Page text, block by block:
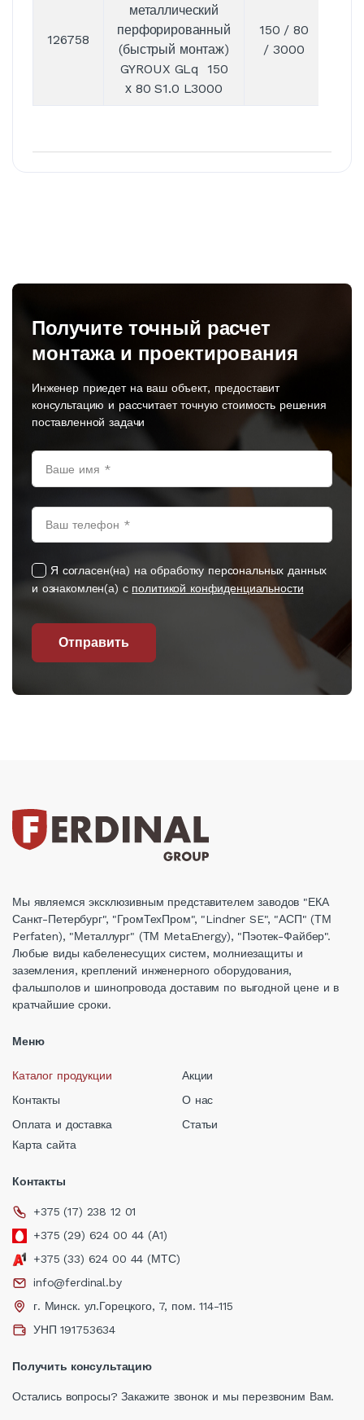
126758
металлический
перфорированный
(быстрый монтаж)
GYROUX GLq 150
х 80 S1.0 L3000
150 / 80
/ 3000
Получите точный расчет
монтажа и проектирования
Инженер приедет на ваш объект, предоставит
консультацию и рассчитает точную стоимость решения
поставленной задачи
Я согласен(на) на обработку персональных данных
и ознакомлен(а) с политикой конфиденциальности
Отправить
Мы являемся эксклюзивным представителем заводов "ЕКА
Санкт-Петербург", "ГромТехПром", "Lindner SE", "АСП" (ТМ
Perfaten), "Металлург" (ТМ MetaEnergy), "Пэотек-Файбер".
Любые виды кабеленесущих систем, молниезащиты и
заземления, креплений инженерного оборудования,
фальшполов и шинопровода доставим по выгодной цене и в
кратчайшие сроки.
Меню
Каталог продукции
Акции
Контакты
О нас
Оплата и доставка
Статьи
Карта сайта
Контакты
+375 (17) 238 12 01
+375 (29) 624 00 44 (А1)
+375 (33) 624 00 44 (МТС)
info@ferdinal.by
г. Минск. ул.Горецкого, 7, пом. 114-115
УНП 191753634
Получить консультацию
Остались вопросы? Закажите звонок и мы перезвоним Вам.